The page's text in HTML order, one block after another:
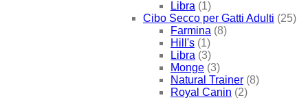
Libra (1)
Cibo Secco per Gatti Adulti (25)
Farmina (8)
Hill's (1)
Libra (3)
Monge (3)
Natural Trainer (8)
Royal Canin (2)